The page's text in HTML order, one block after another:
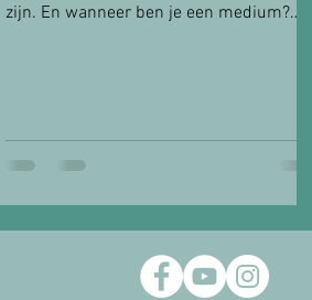
zijn. En wanneer ben je een medium?